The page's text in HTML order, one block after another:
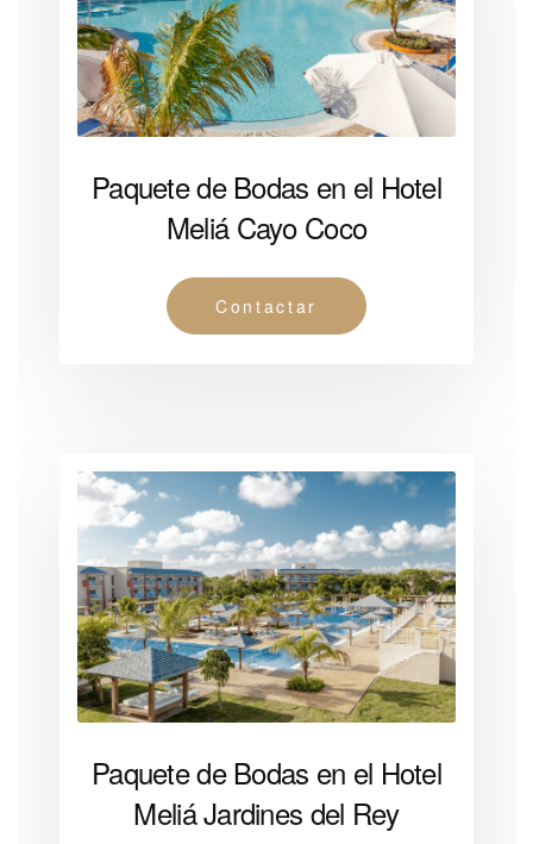
Paquete de Bodas en el Hotel
Meliá Cayo Coco
Contactar
Paquete de Bodas en el Hotel
Meliá Jardines del Rey